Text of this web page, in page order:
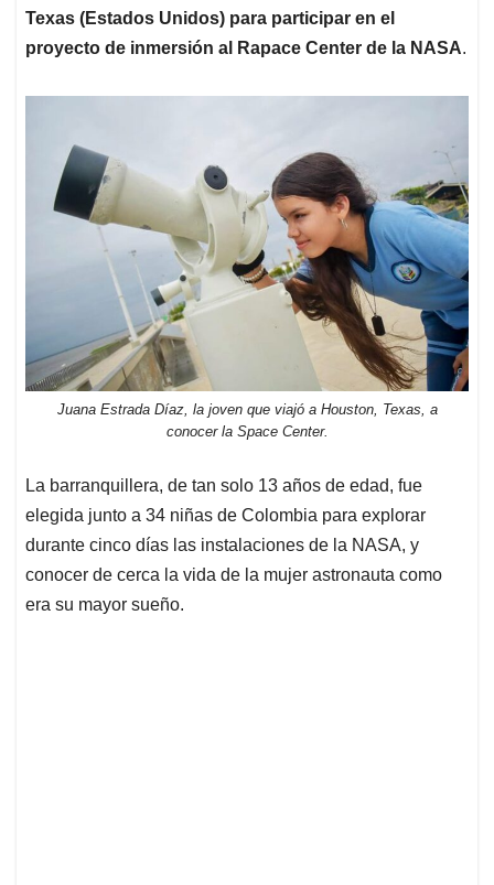
Texas (Estados Unidos) para participar en el
proyecto de inmersión al Rapace Center de la NASA.
Juana Estrada Díaz, la joven que viajó a Houston, Texas, a
conocer la Space Center.
La barranquillera, de tan solo 13 años de edad, fue
elegida junto a 34 niñas de Colombia para explorar
durante cinco días las instalaciones de la NASA, y
conocer de cerca la vida de la mujer astronauta como
era su mayor sueño.